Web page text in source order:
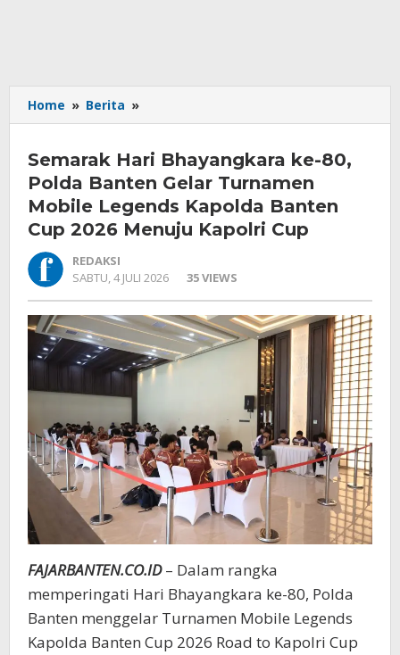
Home » Berita »
Hari
ke-
80,
Polda
Banten
Gelar
Mobile
Banten
Cup
2026
Menuju
Cup
Semarak Hari Bhayangkara ke-80,
Polda Banten Gelar Turnamen
Mobile Legends Kapolda Banten
Cup 2026 Menuju Kapolri Cup
REDAKSI
SABTU, 4 JULI 2026
OLEH
35 VIEWS
FAJARBANTEN.CO.ID– Dalam rangka
memperingati Hari Bhayangkara ke-80, Polda
Banten menggelar Turnamen Mobile Legends
Kapolda Banten Cup 2026 Road to Kapolri Cup